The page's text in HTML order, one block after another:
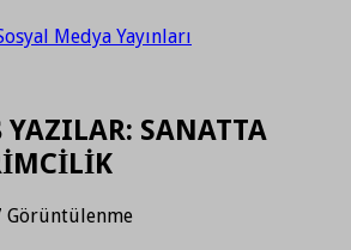
Medya Yayınları
SANATTA
Görüntülenme